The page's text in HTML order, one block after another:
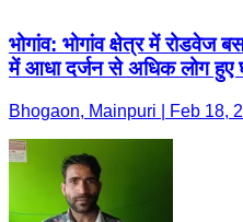
भोगांव: भोगांव क्षेत्र में
में आधा दर्जन से अधिक लोग हुए
Bhogaon, Mainpuri | Feb 18,